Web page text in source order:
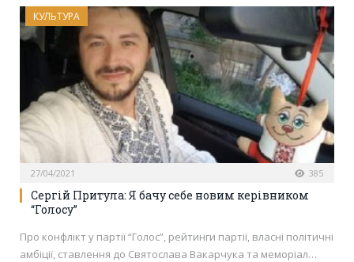
КУЛЬТУРА
27/04/2021 385
Сергій Притула: Я бачу себе новим керівником
“Голосу”
Про конфлікт у партії “Голос”, рейтинги партії, власні політичні
амбіції, ставлення до Святослава Вакарчука та меморіал…